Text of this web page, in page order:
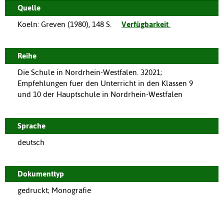
Quelle
Koeln: Greven (1980), 148 S. Verfügbarkeit
Reihe
Die Schule in Nordrhein-Westfalen. 32021;
Empfehlungen fuer den Unterricht in den Klassen 9
und 10 der Hauptschule in Nordrhein-Westfalen
Sprache
deutsch
Dokumenttyp
gedruckt; Monografie